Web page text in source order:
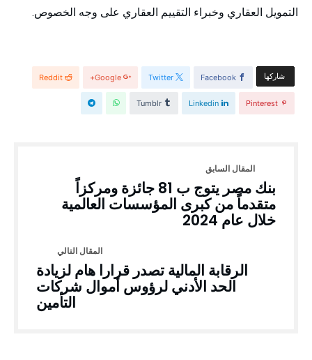
التمويل العقاري وخبراء التقييم العقاري على وجه الخصوص.
‫‫ شاركها‬ Facebook
Twitter
Google+
Reddit
Pinterest
Linkedin
Tumblr
بنك مصر يتوج ب 81 جائزة ومركزاً
متقدماً من كبرى المؤسسات العالمية
خلال عام 2024
الرقابة المالية تصدر قرارا هام لزيادة
الحد الأدني لرؤوس أموال شركات
التأمين